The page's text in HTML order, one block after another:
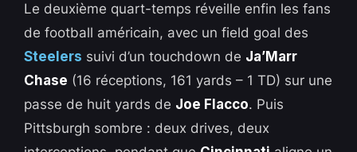
Le deuxième quart-temps réveille enfin les fans
de football américain, avec un field goal des
Steelers suivi d’un touchdown de Ja’Marr
Chase (16 réceptions, 161 yards – 1 TD) sur une
passe de huit yards de Joe Flacco. Puis
Pittsburgh sombre : deux drives, deux